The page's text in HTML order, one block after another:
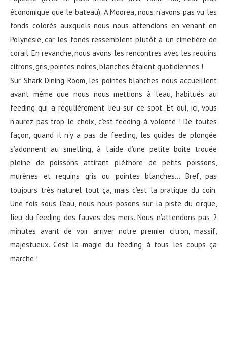
économique que le bateau). A Moorea, nous n’avons pas vu les
fonds colorés auxquels nous nous attendions en venant en
Polynésie, car les fonds ressemblent plutôt à un cimetière de
corail. En revanche, nous avons les rencontres avec les requins
citrons, gris, pointes noires, blanches étaient quotidiennes !
Sur Shark Dining Room, les pointes blanches nous accueillent
avant même que nous nous mettions à l’eau, habitués au
feeding qui a régulièrement lieu sur ce spot. Et oui, ici, vous
n’aurez pas trop le choix, c’est feeding à volonté ! De toutes
façon, quand il n’y a pas de feeding, les guides de plongée
s’adonnent au smelling, à l’aide d’une petite boite trouée
pleine de poissons attirant pléthore de petits poissons,
murènes et requins gris ou pointes blanches… Bref, pas
toujours très naturel tout ça, mais c’est la pratique du coin.
Une fois sous l’eau, nous nous posons sur la piste du cirque,
lieu du feeding des fauves des mers. Nous n’attendons pas 2
minutes avant de voir arriver notre premier citron, massif,
majestueux. C’est la magie du feeding, à tous les coups ça
marche !